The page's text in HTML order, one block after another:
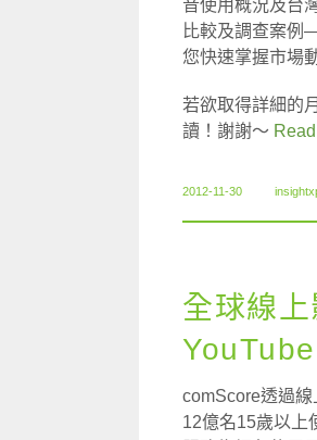
音使用概況及台
比較及調查案例
您快速掌握市場
若欲取得詳細的
讀！謝謝～
2012-11-30
全球線
YouTube
comScore透過
12億名15歲以上